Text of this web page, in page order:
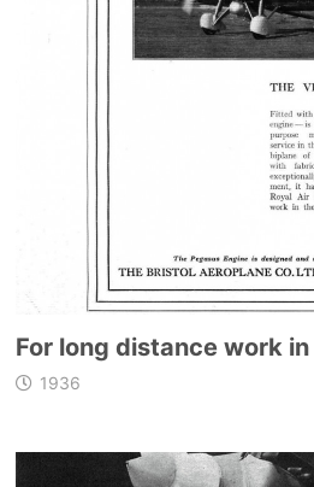
For long distance work
1936